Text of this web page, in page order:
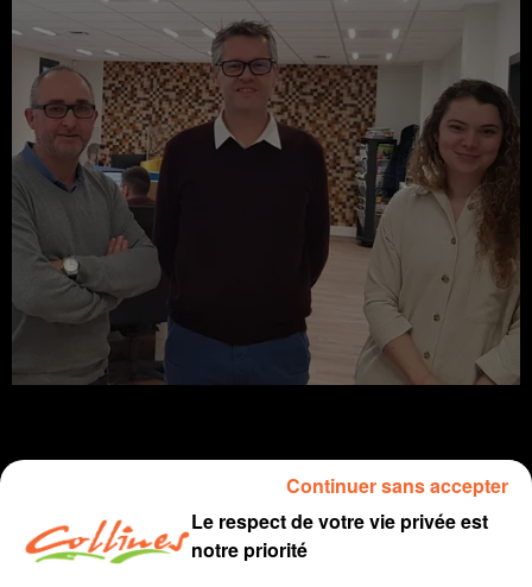
24 janvier 2023 - 12 min 46 sec
Le respect de votre vie privée est
notre priorité
Continuer sans accepter